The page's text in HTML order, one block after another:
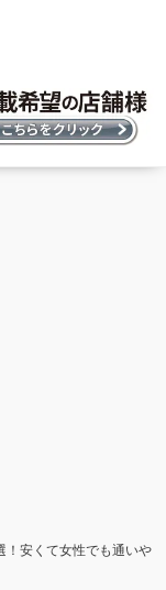
！安くて女性でも通いや